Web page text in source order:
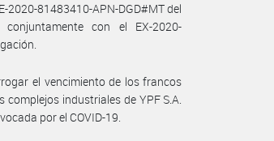
2020-81483410-APN-DGD#MT del
conjuntamente con el EX-2020-
el vencimiento de los francos
industriales de YPF S.A.
por el COVID-19.